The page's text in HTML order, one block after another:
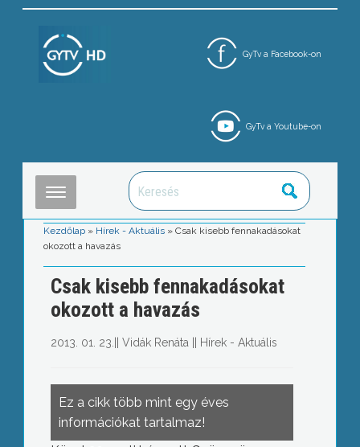
GyTv a Facebook-on
GyTv a Youtube-on
Kezdőlap » Hírek - Aktuális »Csak kisebb fennakadásokat
okozott a havazás
Csak kisebb fennakadásokat
okozott a havazás
2013. 01. 23. Vidák Renáta Hírek - Aktuális
Ez a cikk több mint egy éves
információkat tartalmaz!